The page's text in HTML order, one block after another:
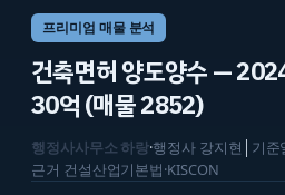
프리미엄 매물 분석
건축면허 양도양수 —
30억 (매물 2852)
행정사사무소 하랑·행정사 강지현 기
근거 건설산업기본법·KISCON